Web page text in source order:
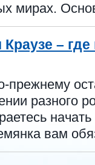
мирах.
– где
прежнему
разного
начать
вам